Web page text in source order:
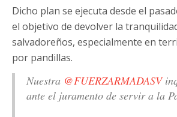
Dicho plan se ejecuta desde el
el objetivo de devolver la
salvadoreños, especialmente en
por pandillas.
Nuestra @FUERZARMADASV
ante el juramento de servir a la